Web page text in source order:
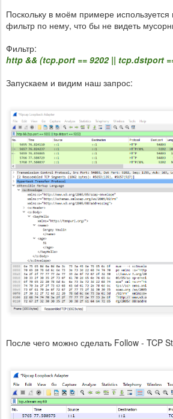
Поскольку в моём примере
фильтр по нему, что бы не видеть
Фильтр:
http && (tcp.port == 9202 || tcp.dstport
Запускаем и видим наш запрос:
После чего можно сделать Follow - TCP